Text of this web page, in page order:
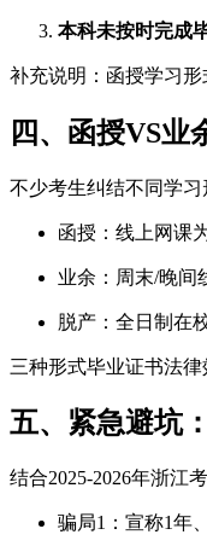
本科未按时完成
补充说明：函授学习
四、函授VS业
不少考生纠结不同学
函授：线上网课
业余：周末/晚间
脱产：全日制在
三种形式毕业证书法
五、紧急避坑
结合2025-2026年浙江
骗局1：宣称1年